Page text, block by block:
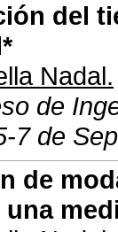
del
Nadal.
de
7 de
de
una